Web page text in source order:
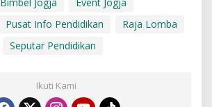
Pusat Info Pendidikan
Raja Lomba
Seputar Pendidikan
Ikuti Kami